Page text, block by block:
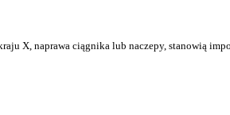
X, naprawa ciągnika lub naczepy, stanowią